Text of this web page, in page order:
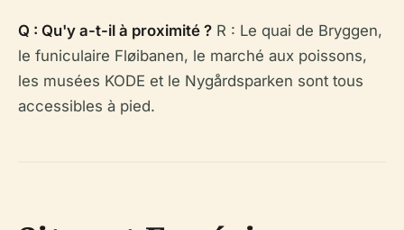
Q : Qu'y a-t-il à proximité ? R : Le quai de Bryggen,
le funiculaire Fløibanen, le marché aux poissons,
les musées KODE et le Nygårdsparken sont tous
accessibles à pied.